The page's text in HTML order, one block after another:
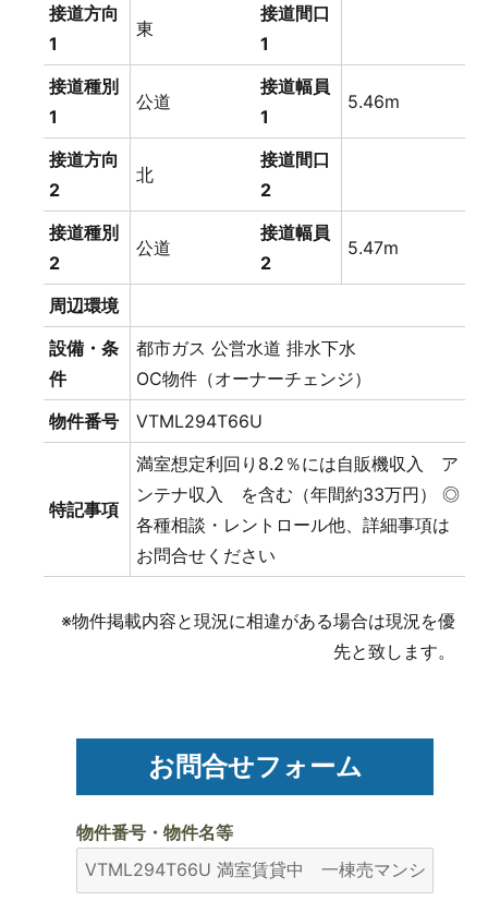
接道方向
1
東
接道間口
1
接道種別
1
公道
接道幅員
1
5.46m
接道方向
2
北
接道間口
2
接道種別
2
公道
接道幅員
2
5.47m
周辺環境
設備・条
件
都市ガス 公営水道 排水下水
OC物件（オーナーチェンジ）
物件番号
VTML294T66U
特記事項
満室想定利回り8.2％には自販機収入 ア
ンテナ収入 を含む（年間約33万円） ◎
各種相談・レントロール他、詳細事項は
お問合せください
※物件掲載内容と現況に相違がある場合は現況を優
先と致します。
お問合せフォーム
物件番号・物件名等